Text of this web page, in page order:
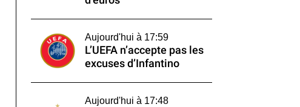
Aujourd'hui à 17:59
L’UEFA n’accepte pas les
excuses d’Infantino
Aujourd'hui à 17:48